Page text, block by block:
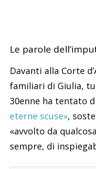
Le parole
Davanti alla Corte
familiari di Giulia,
30enne ha tentato
eterne scuse»,
«avvolto da
sempre, di